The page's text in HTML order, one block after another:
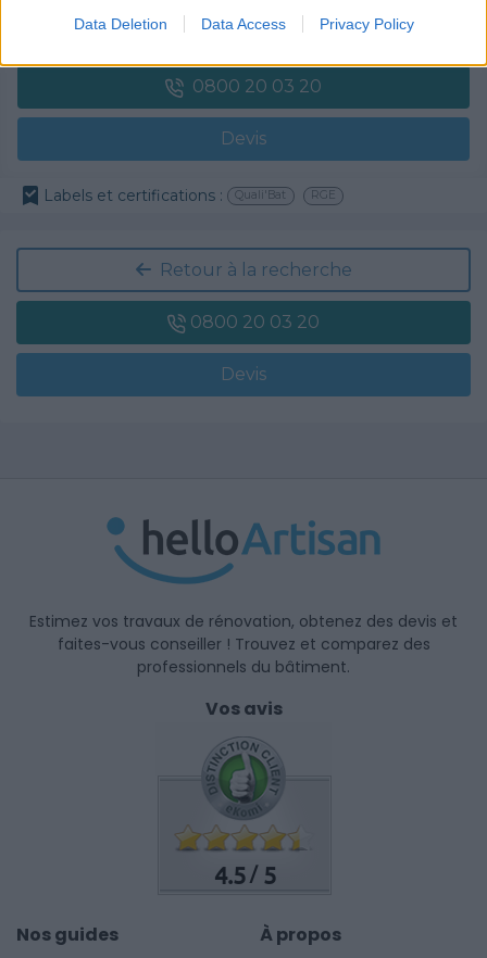
Data Deletion Data Access Privacy Policy
Pas d'avis pour ce pro.
0800 20 03 20
Devis
Labels et certifications : Quali'Bat RGE
Retour à la recherche
0800 20 03 20
Devis
Estimez vos travaux de rénovation, obtenez des devis et
faites-vous conseiller ! Trouvez et comparez des
professionnels du bâtiment.
Vos avis
4.5 /5
Nos guides À propos